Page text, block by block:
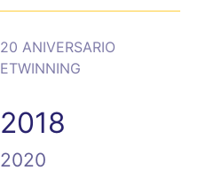
20 ANIVERSARIO
ETWINNING
2018
2020